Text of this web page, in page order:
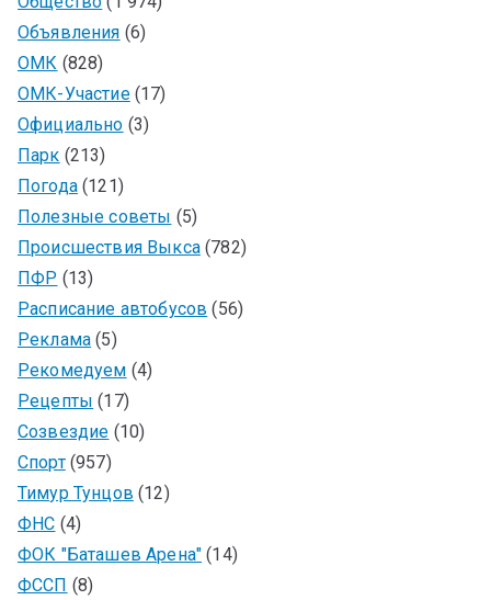
Объявления (6)
ОМК (828)
ОМК-Участие(17)
Официально (3)
Парк (213)
Погода(121)
Полезные советы (5)
Происшествия Выкса(782)
ПФР (13)
Расписание автобусов (56)
Реклама (5)
Рекомедуем (4)
Рецепты (17)
Созвездие (10)
Спорт(957)
Тимур Тунцов (12)
ФНС (4)
ФОК "Баташев Арена" (14)
ФССП (8)